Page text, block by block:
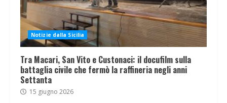
Notizie dalla Sicilia
Tra Macari, San Vito e Custonaci: il docufilm sulla
battaglia civile che fermò la raffineria negli anni
Settanta
15 giugno 2026